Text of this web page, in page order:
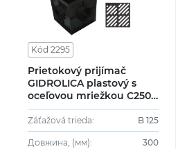
Kód 2295
Prietokový prijímač
GIDROLICA plastový s
oceľovou mriežkou C250
2295
Záťažová trieda: B 125
Довжина, (мм): 300